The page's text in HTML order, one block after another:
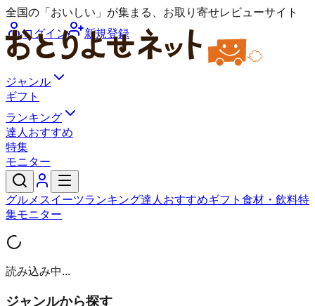
全国の「おいしい」が集まる、お取り寄せレビューサイト
ログイン
新規登録
ジャンル
ギフト
ランキング
達人おすすめ
特集
モニター
グルメ スイーツランキング達人おすすめギフト 食材・飲料特
集モニター
読み込み中...
ジャンルから探す